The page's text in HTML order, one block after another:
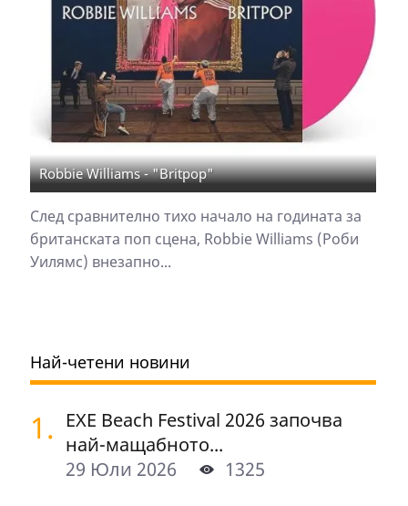
Robbie Williams - "Britpop"
След сравнително тихо начало на годината за
британската поп сцена, Robbie Williams (Роби
Уилямс) внезапно...
Най-четени новини
1. EXE Beach Festival 2026 започва
най-мащабното...
29 Юли 2026
1325